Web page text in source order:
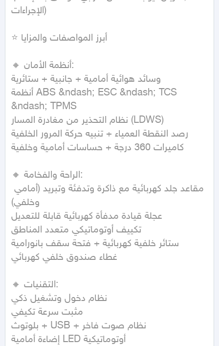
الإجراءات)
⭐ أبرز المواصفات والمزايا
🔸 أنظمة الأمان:
وسائد هوائية أمامية + جانبية + ستائرية
أنظمة ABS &ndash; ESC &ndash; TCS
&ndash; TPMS
نظام التحذير من مغادرة المسار (LDWS)
رصد النقطة العمياء + تنبيه حركة المرور الخلفية
كاميرات 360 درجة + حساسات أمامية وخلفية
🔸 الراحة والفخامة:
وخلفي)
عجلة قيادة مدفأة كهربائية قابلة للتعديل
تكييف أوتوماتيكي متعدد المناطق
ستائر خلفية كهربائية + فتحة سقف بانورامية
غطاء صندوق خلفي كهربائي
🔸 التقنيات:
نظام دخول وتشغيل ذكي
مثبت سرعة تكيفي
بلوتوث + USB + نظام صوت فاخر
إضاءة أمامية LED أوتوماتيكية